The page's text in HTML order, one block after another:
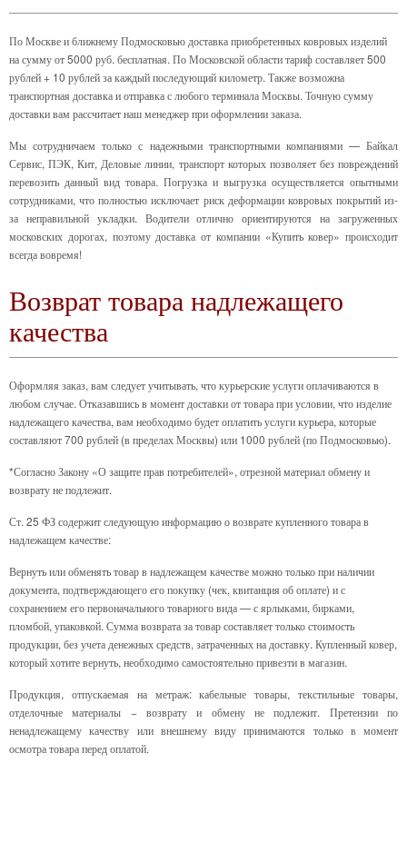
По Москве и ближнему Подмосковью доставка приобретенных ковровых изделий
на сумму от 5000 руб. бесплатная. По Московской области тариф составляет 500
рублей + 10 рублей за каждый последующий километр. Также возможна
транспортная доставка и отправка с любого терминала Москвы. Точную сумму
доставки вам рассчитает наш менеджер при оформлении заказа.
Мы сотрудничаем только с надежными транспортными компаниями — Байкал
Сервис, ПЭК, Кит, Деловые линии, транспорт которых позволяет без повреждений
перевозить данный вид товара. Погрузка и выгрузка осуществляется опытными
сотрудниками, что полностью исключает риск деформации ковровых покрытий из-
за неправильной укладки. Водители отлично ориентируются на загруженных
московских дорогах, поэтому доставка от компании «Купить ковер» происходит
всегда вовремя!
Возврат товара надлежащего
качества
Оформляя заказ, вам следует учитывать, что курьерские услуги оплачиваются в
любом случае. Отказавшись в момент доставки от товара при условии, что изделие
надлежащего качества, вам необходимо будет оплатить услуги курьера, которые
составляют 700 рублей (в пределах Москвы) или 1000 рублей (по Подмосковью).
*Согласно Закону «О защите прав потребителей», отрезной материал обмену и
возврату не подлежит.
Ст. 25 ФЗ содержит следующую информацию о возврате купленного товара в
надлежащем качестве:
Вернуть или обменять товар в надлежащем качестве можно только при наличии
документа, подтверждающего его покупку (чек, квитанция об оплате) и с
сохранением его первоначального товарного вида — с ярлыками, бирками,
пломбой, упаковкой. Сумма возврата за товар составляет только стоимость
продукции, без учета денежных средств, затраченных на доставку. Купленный ковер,
который хотите вернуть, необходимо самостоятельно привезти в магазин.
Продукция, отпускаемая на метраж: кабельные товары, текстильные товары,
отделочные материалы − возврату и обмену не подлежит. Претензии по
ненадлежащему качеству или внешнему виду принимаются только в момент
осмотра товара перед оплатой.